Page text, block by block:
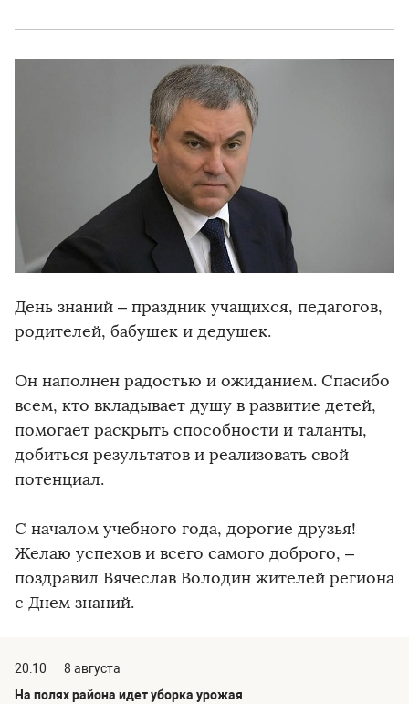
День знаний – праздник учащихся, педагогов,
родителей, бабушек и дедушек.
Он наполнен радостью и ожиданием. Спасибо
всем, кто вкладывает душу в развитие детей,
помогает раскрыть способности и таланты,
добиться результатов и реализовать свой
потенциал.
С началом учебного года, дорогие друзья!
Желаю успехов и всего самого доброго, –
поздравил Вячеслав Володин жителей региона
с Днем знаний.
20:10
8 августа
На полях района идет уборка урожая